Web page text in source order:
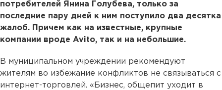
потребителей Янина Голубева, только за
последние пару дней к ним поступило два десятка
жалоб. Причем как на известные, крупные
компании вроде Avito, так и на небольшие.
В муниципальном учреждении рекомендуют
жителям во избежание конфликтов не связываться с
интернет-торговлей. «Бизнес, общепит уходит в